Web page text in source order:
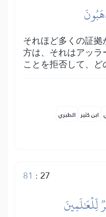
それほど多くの証拠
方は、それはアッラ
ことを拒否して、ど
ابن كثير الطبري
27
:
81
لِّلۡعَٰلَمِينَ